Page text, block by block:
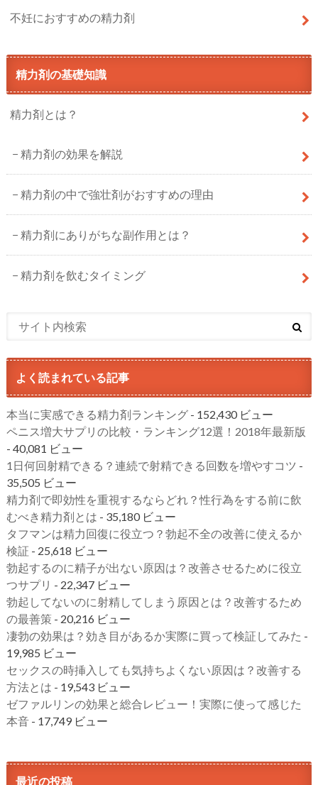
不妊におすすめの精力剤
精力剤の基礎知識
精力剤とは？
精力剤の効果を解説
精力剤の中で強壮剤がおすすめの理由
精力剤にありがちな副作用とは？
精力剤を飲むタイミング
よく読まれている記事
本当に実感できる精力剤ランキング- 152,430 ビュー
ペニス増大サプリの比較・ランキング12選！2018年最新版
- 40,081 ビュー
1日何回射精できる？連続で射精できる回数を増やすコツ -
35,505 ビュー
精力剤で即効性を重視するならどれ？性行為をする前に飲
むべき精力剤とは - 35,180 ビュー
タフマンは精力回復に役立つ？勃起不全の改善に使えるか
検証 - 25,618 ビュー
勃起するのに精子が出ない原因は？改善させるために役立
つサプリ - 22,347 ビュー
勃起してないのに射精してしまう原因とは？改善するため
の最善策- 20,216 ビュー
凄勃の効果は？効き目があるか実際に買って検証してみた -
19,985 ビュー
セックスの時挿入しても気持ちよくない原因は？改善する
方法とは - 19,543 ビュー
ゼファルリンの効果と総合レビュー！実際に使って感じた
本音- 17,749 ビュー
最近の投稿